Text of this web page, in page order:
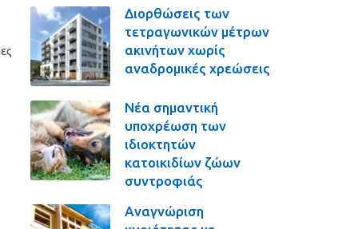
Διορθώσεις των
τετραγωνικών μέτρων
ακινήτων χωρίς
αναδρομικές χρεώσεις
Νέα σημαντική
υποχρέωση των
ιδιοκτητών
κατοικιδίων ζώων
συντροφιάς
Αναγνώριση